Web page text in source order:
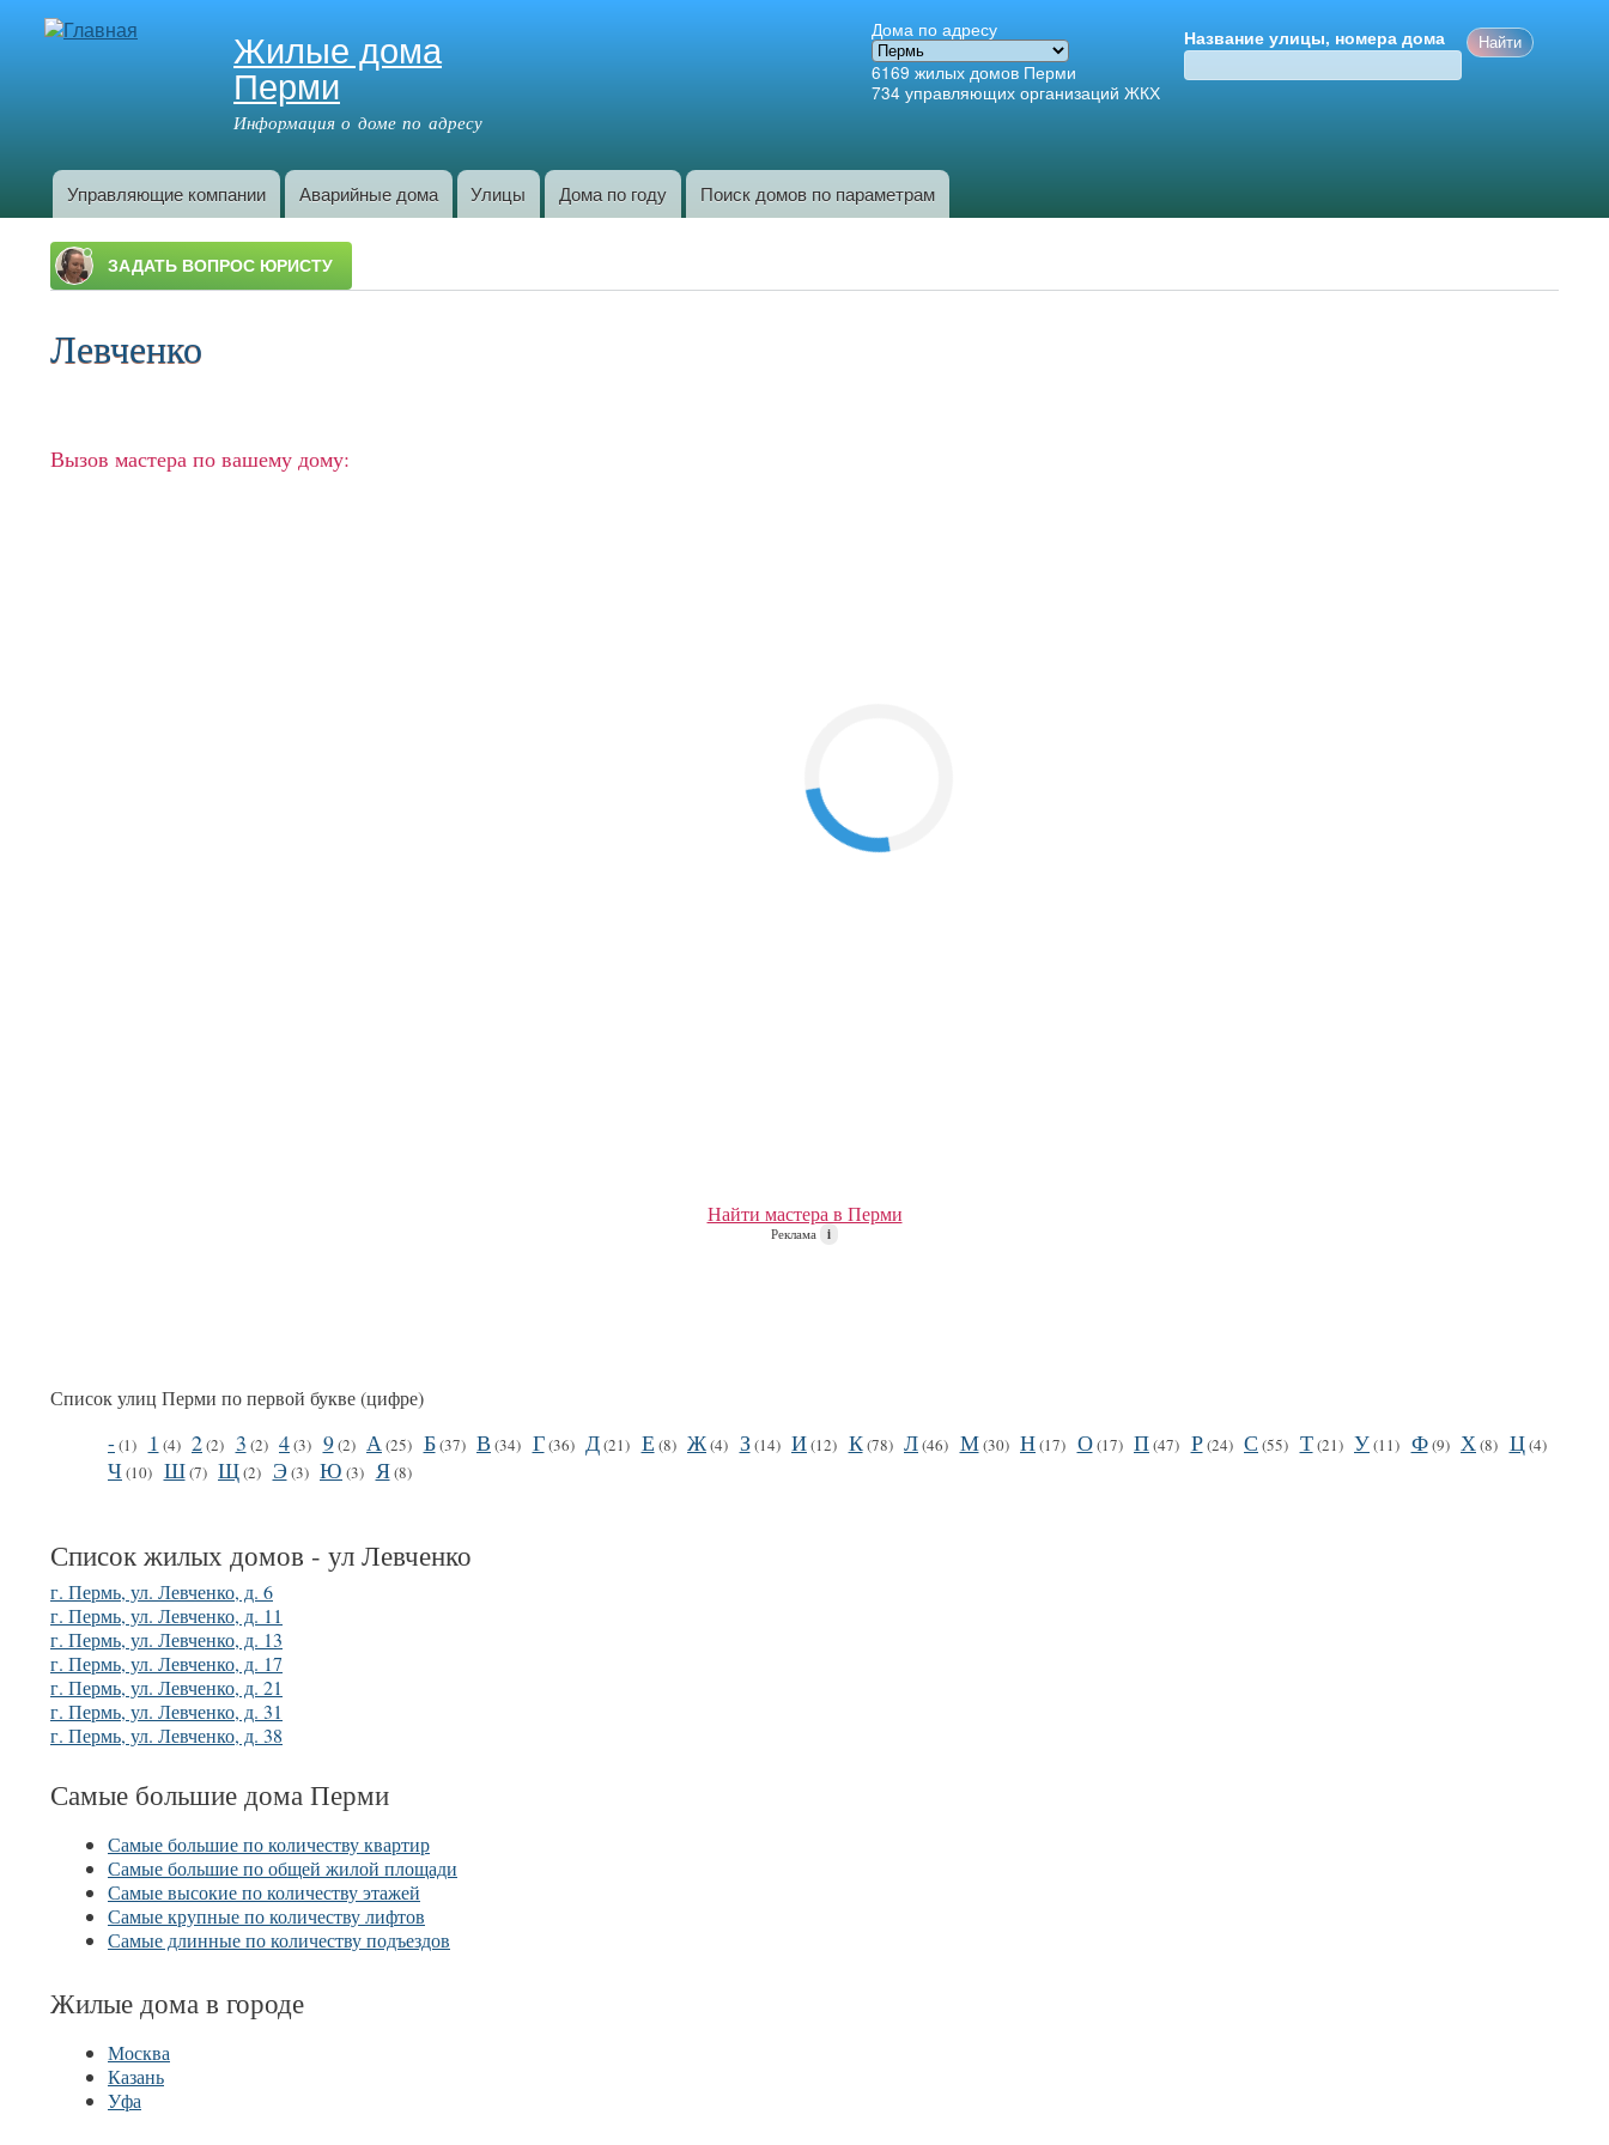
Жилые дома
Перми
Информация о доме по адресу
Дома по адресу
6169 жилых домов Перми
734 управляющих организаций ЖКХ
Название улицы, номера дома
Главное меню
Управляющие компании Аварийные дома Улицы Дома по году Поиск домов по параметрам
Левченко
Вызов мастера по вашему дому:
Найти мастера в Перми
Реклама i
Список улиц Перми по первой букве (цифре)
-(1) 1 (4) 2(2) 3 (2) 4(3) 9(2) А (25) Б(37) В (34) Г(36) Д(21) Е (8) Ж(4) З(14) И(12) К(78) Л(46) М(30) Н(17) О(17) П(47) Р(24) С (55) Т(21) У(11) Ф(9) Х (8) Ц(4)
Ч (10) Ш(7) Щ(2) Э(3) Ю (3) Я(8)
Список жилых домов - ул Левченко
г. Пермь, ул. Левченко, д. 6
г. Пермь, ул. Левченко, д. 11
г. Пермь, ул. Левченко, д. 13
г. Пермь, ул. Левченко, д. 17
г. Пермь, ул. Левченко, д. 21
г. Пермь, ул. Левченко, д. 31
г. Пермь, ул. Левченко, д. 38
Самые большие дома Перми
Самые большие по количеству квартир
Самые большие по общей жилой площади
Самые высокие по количеству этажей
Самые крупные по количеству лифтов
Самые длинные по количеству подъездов
Жилые дома в городе
Москва
Казань
Уфа